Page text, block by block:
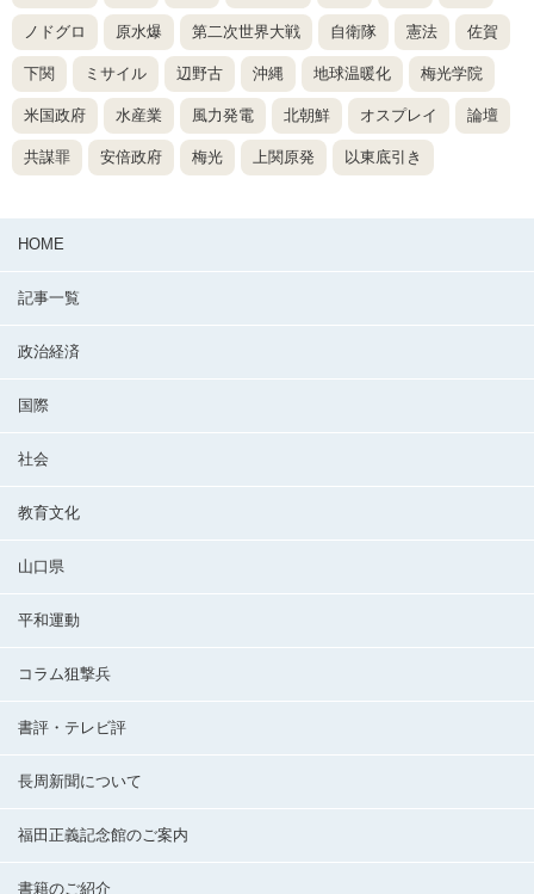
ノドグロ 原水爆 第二次世界大戦 自衛隊 憲法 佐賀
下関 ミサイル 辺野古 沖縄 地球温暖化 梅光学院
米国政府 水産業 風力発電 北朝鮮 オスプレイ 論壇
共謀罪 安倍政府 梅光 上関原発 以東底引き
HOME
記事一覧
政治経済
国際
社会
教育文化
山口県
平和運動
コラム狙撃兵
書評・テレビ評
長周新聞について
福田正義記念館のご案内
書籍のご紹介